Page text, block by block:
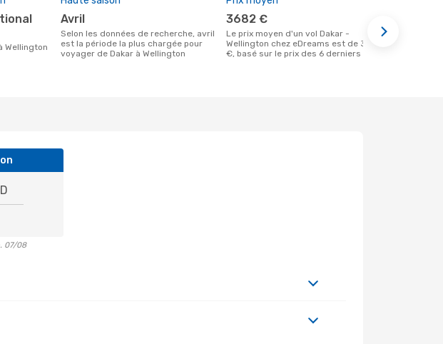
Wellington
avril
Selon les données de recherche, avril
est la période la plus chargée pour
voyager de Dakar à Wellington
3682 €
Le prix moyen d'un vol Dakar -
Wellington chez eDreams est de 3682
€, basé sur le prix des 6 derniers mois
07/08